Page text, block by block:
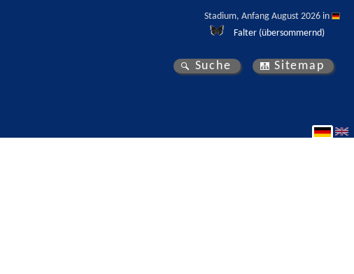
Stadium, Anfang August 2026 in
Falter (übersommernd)
Suche Sitemap